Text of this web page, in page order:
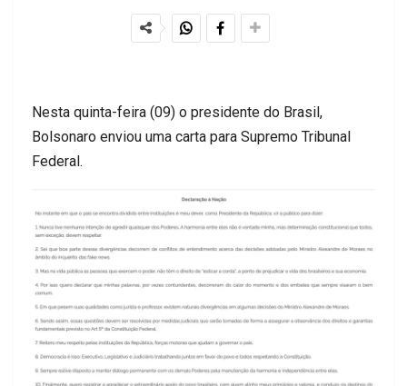
Nesta quinta-feira (09) o presidente do Brasil,
Bolsonaro enviou uma carta para Supremo Tribunal
Federal.